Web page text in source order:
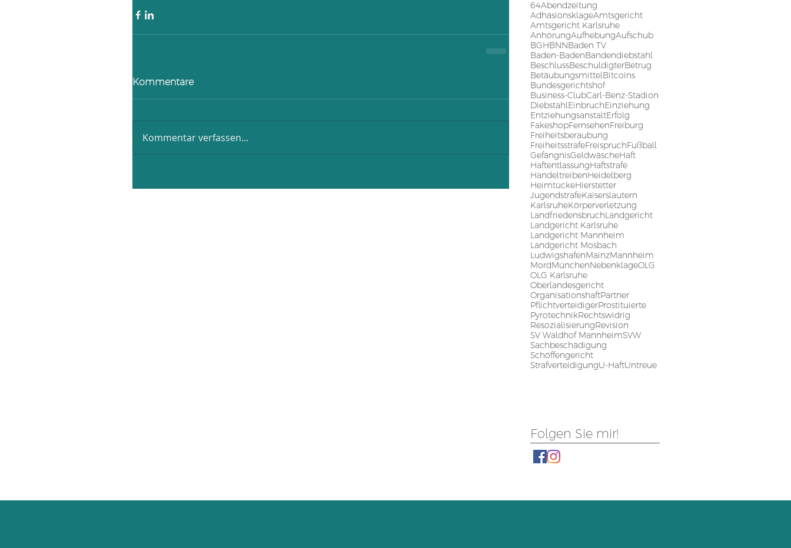
Kommentare
Kommentar verfassen...
64Abendzeitung
AdhäsionsklageAmtsgericht
Amtsgericht Karlsruhe
AnhörungAufhebungAufschub
BGHBNNBaden TV
Baden-BadenBandendiebstahl
BeschlussBeschuldigterBetrug
Betäubungsmittel Bitcoins
Bundesgerichtshof
Business-ClubCarl-Benz-Stadion
Diebstahl EinbruchEinziehung
EntziehungsanstaltErfolg
FakeshopFernsehenFreiburg
Freiheitsberaubung
FreiheitsstrafeFreispruchFußball
GefängnisGeldwäscheHaft
HaftentlassungHaftstrafe
HandeltreibenHeidelberg
HeimtückeHierstetter
JugendstrafeKaiserslautern
KarlsruheKörperverletzung
LandfriedensbruchLandgericht
Landgericht Karlsruhe
Landgericht Mannheim
Landgericht Mosbach
LudwigshafenMainzMannheim
MordMünchenNebenklageOLG
OLG Karlsruhe
Oberlandesgericht
OrganisationshaftPartner
PflichtverteidigerProstituierte
PyrotechnikRechtswidrig
ResozialisierungRevision
SV Waldhof MannheimSVW
Sachbeschädigung
Schöffengericht
StrafverteidigungU-HaftUntreue
Folgen Sie mir!